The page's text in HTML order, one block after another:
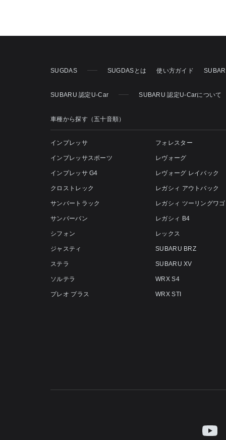
SUGDAS SUGDASとは 使い方ガイド
SUBARU 認定U-Car SUBARU 認定U-Carについて
車種から探す（五十音順）
インプレッサ
インプレッサスポーツ
インプレッサ G4
クロストレック
サンバートラック
サンバーバン
シフォン
ジャスティ
ステラ
ソルテラ
プレオ プラス
フォレスター
レヴォーグ
レヴォーグ レイバック
レガシィ アウトバック
レガシィ ツーリングワ
レガシィ B4
レックス
SUBARU BRZ
SUBARU XV
WRX S4
WRX STI